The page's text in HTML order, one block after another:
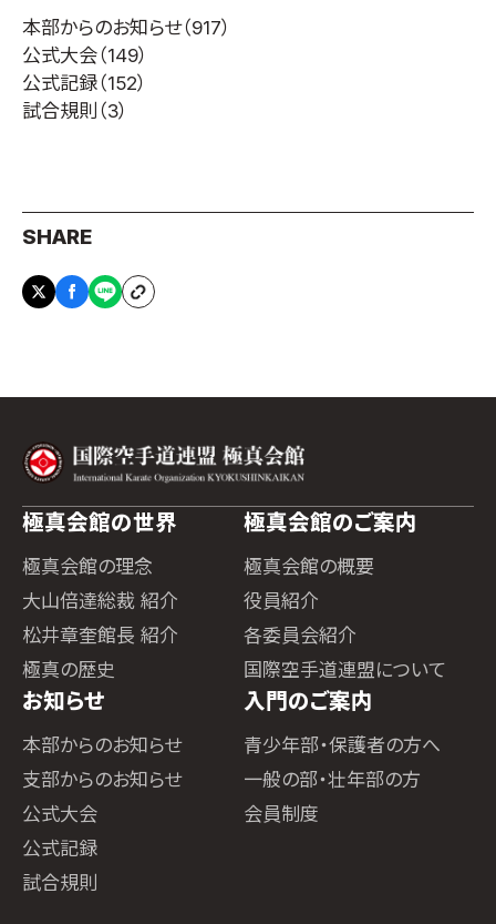
本部からのお知らせ（917）
公式大会（149）
公式記録（152）
試合規則 （3）
SHARE
極真会館の世界
極真会館の理念
大山倍達総裁 紹介
松井章奎館長 紹介
極真の歴史
極真会館のご案内
極真会館の概要
役員紹介
各委員会紹介
国際空手道連盟について
お知らせ
本部からのお知らせ
支部からのお知らせ
公式大会
公式記録
試合規則
入門のご案内
青少年部・保護者の方へ
一般の部・壮年部の方
会員制度